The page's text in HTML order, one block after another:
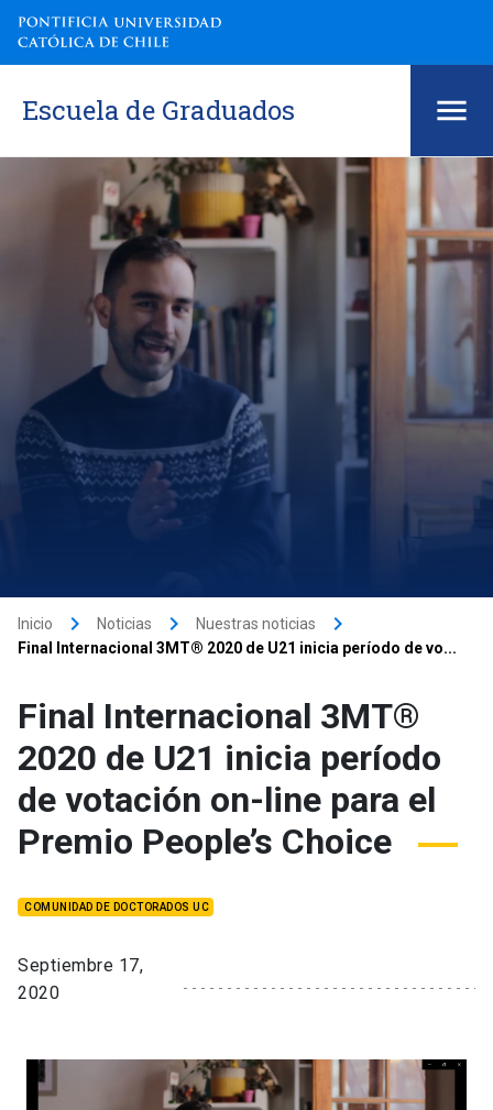
Escuela de Graduados
Inicio keyboard_arrow_right Noticias keyboard_arrow_right Nuestras noticias keyboard_arrow_right
Final Internacional 3MT® 2020 de U21 inicia período de vo...
Final Internacional 3MT®
2020 de U21 inicia período
de votación on-line para el
Premio People’s Choice
COMUNIDAD DE DOCTORADOS UC
Septiembre 17,
2020